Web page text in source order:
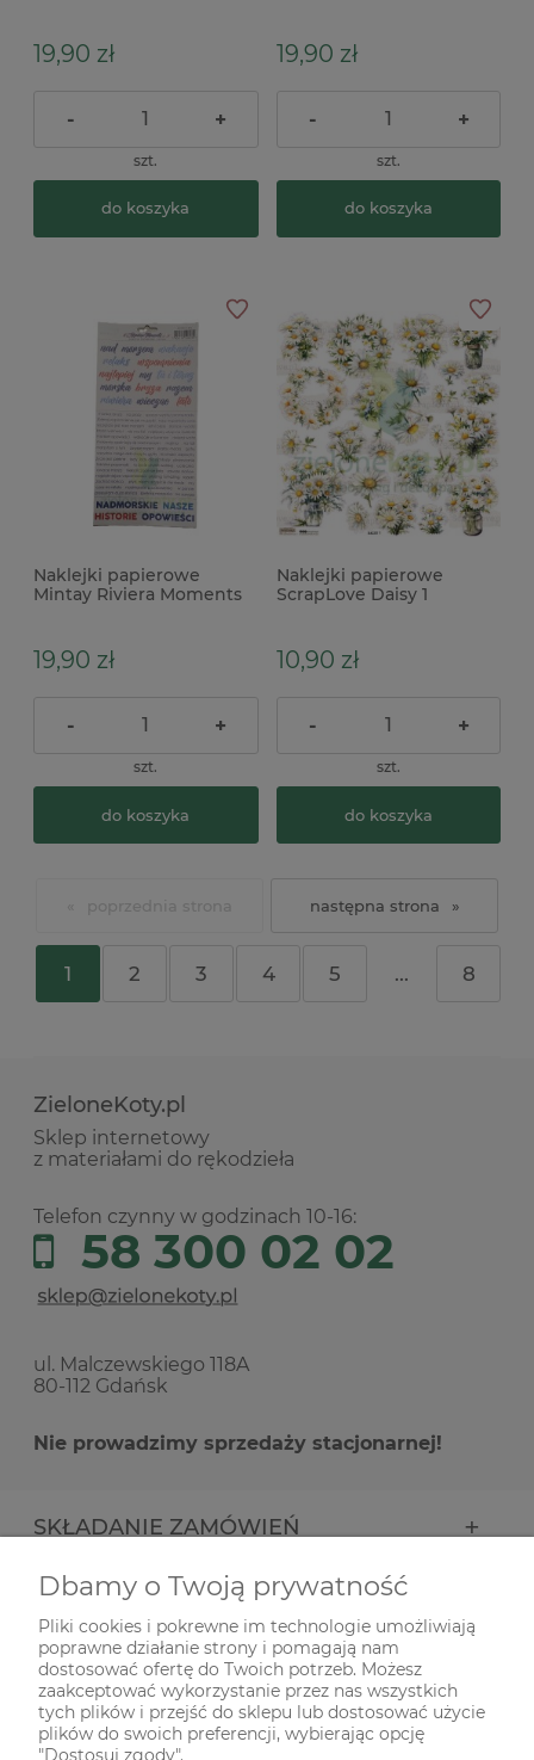
19,90 zł
- +
szt.
do koszyka
19,90 zł
- +
szt.
do koszyka
Naklejki papierowe
Mintay Riviera Moments
19,90 zł
- +
szt.
do koszyka
Naklejki papierowe
ScrapLove Daisy 1
10,90 zł
- +
szt.
do koszyka
1 2 3 4 5 ... 8
»
ZieloneKoty.pl
Sklep internetowy
z materiałami do rękodzieła
Telefon czynny w godzinach 10-16:
58 300 02 02
ul. Malczewskiego 118A
80-112 Gdańsk
Nie prowadzimy sprzedaży stacjonarnej!
SKŁADANIE ZAMÓWIEŃ
INFORMACJE
ODWIEDŹ NAS NA
Dbamy o Twoją prywatność
Pliki cookies i pokrewne im technologie umożliwiają
poprawne działanie strony i pomagają nam
dostosować ofertę do Twoich potrzeb. Możesz
zaakceptować wykorzystanie przez nas wszystkich
tych plików i przejść do sklepu lub dostosować użycie
plików do swoich preferencji, wybierając opcję
"Dostosuj zgody".